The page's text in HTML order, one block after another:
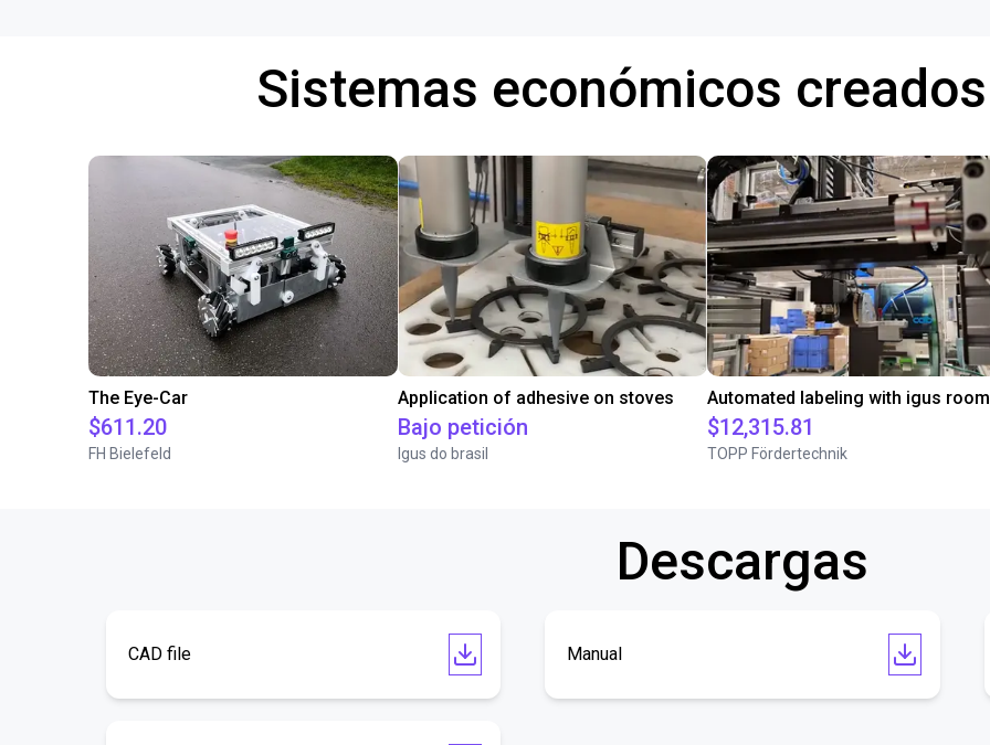
Sistemas económicos
The Eye-Car
$611.20
FH Bielefeld
Application of adhesive on stoves
Bajo petición
Igus do brasil
$12,315.81
TOPP Fördertechnik
Descargas
CAD file Manual